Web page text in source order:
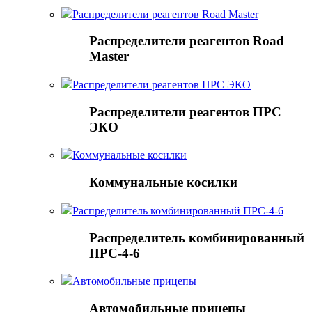
Распределители реагентов Road Master
Распределители реагентов Road
Master
Распределители реагентов ПРС ЭКО
Распределители реагентов ПРС
ЭКО
Коммунальные косилки
Коммунальные косилки
Распределитель комбинированный ПРС-4-6
Распределитель комбинированный
ПРС-4-6
Автомобильные прицепы
Автомобильные прицепы